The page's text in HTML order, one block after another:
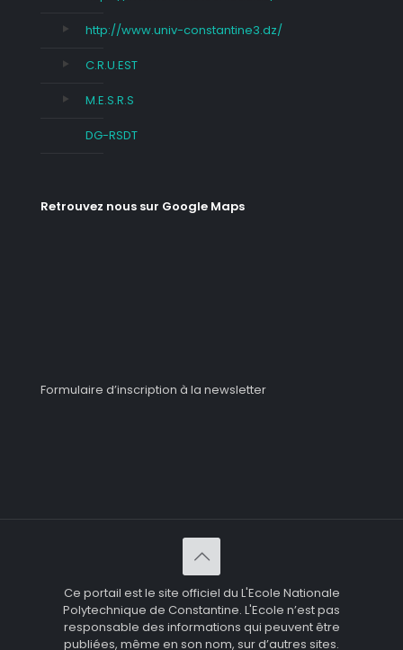
http://www.univ-constantine3.dz/
C.R.U.EST
M.E.S.R.S
DG-RSDT
Retrouvez nous sur Google Maps
Formulaire d’inscription à la newsletter
Ce portail est le site officiel du L'Ecole Nationale
Polytechnique de Constantine. L'Ecole n’est pas
responsable des informations qui peuvent être
publiées, même en son nom, sur d’autres sites.